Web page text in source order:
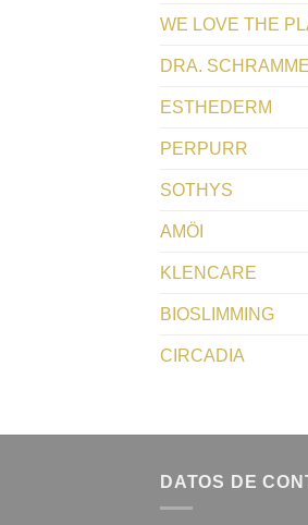
WE LOVE THE
DRA.
ESTHEDERM
PERPURR
SOTHYS
AMÖI
KLENCARE
BIOSLIMMING
CIRCADIA
DATOS DE